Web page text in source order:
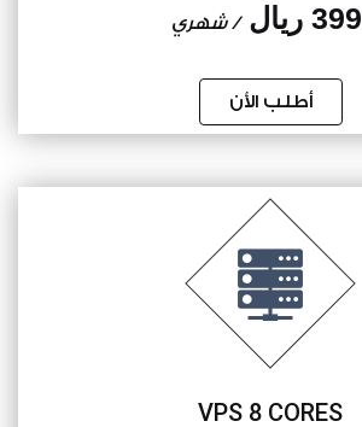
399 ريال / شهري
أطلب الأن
VPS 8 CORES